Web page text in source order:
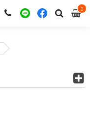
00